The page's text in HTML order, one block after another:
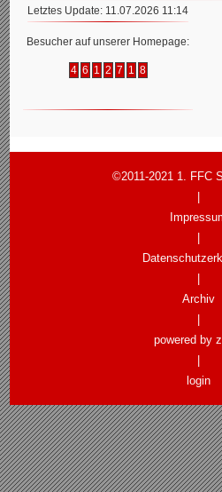
Letztes Update: 11.07.2026 11:14
Besucher auf unserer Homepage:
4 6 1 2 7 1 8
©2011-2021 1. FFC
|
|
|
Archiv
|
powered by
|
login